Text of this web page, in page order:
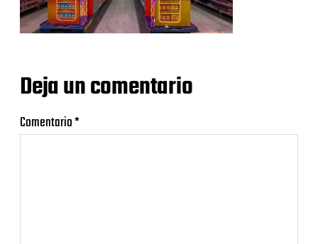
Deja un comentario
Comentario*